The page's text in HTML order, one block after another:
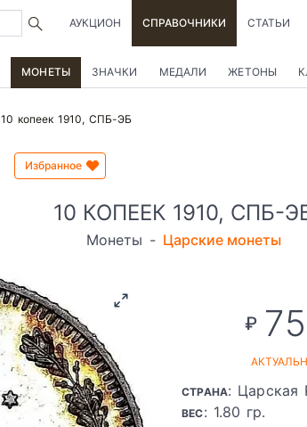
АУКЦИОН СПРАВОЧНИКИ СТАТЬИ
МОНЕТЫ ЗНАЧКИ МЕДАЛИ ЖЕТОНЫ
10 копеек 1910, СПБ-ЭБ
Избранное
10 КОПЕЕК 1910, СПБ-
Монеты - Царские монеты
₽
СТРАНА: Царская
ВЕС: 1.80 гр.